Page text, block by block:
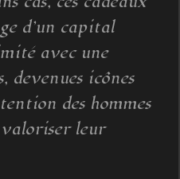
d’un capital
avec une
devenues icônes
des hommes
leur